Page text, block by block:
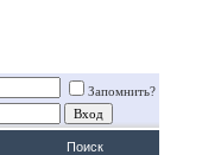
Запомнить?
Поиск